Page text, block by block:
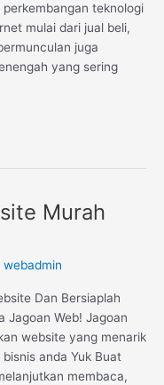
teknologi
mulai dari jual beli,
juga
yang sering
Murah
webadmin
Dan Bersiaplah
Jagoan Web! Jagoan
website yang menarik
anda Yuk Buat
membaca,